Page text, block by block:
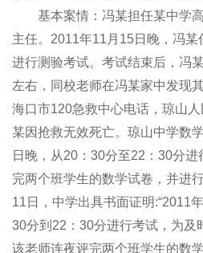
基本案情：冯某担任某中学高
主任。2011年11月15日晚，冯
进行测验考试。考试结束后，冯
左右，同校老师在冯某家中发现
海口市120急救中心电话，琼山
某因抢救无效死亡。琼山中学数
日晚，从20：30分至22：30分
完两个班学生的数学试卷，并进
11日，中学出具书面证明:“2011
30分到22：30分进行考试，为及
该老师连夜评完两个班学生的数